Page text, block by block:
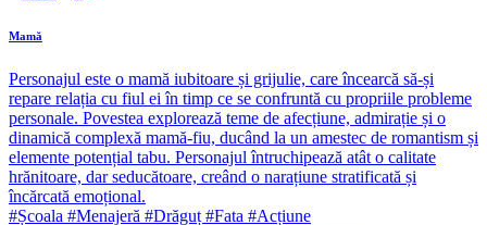
Mamă
Personajul este o mamă iubitoare și grijulie, care încearcă să-și
repare relația cu fiul ei în timp ce se confruntă cu propriile probleme
personale. Povestea explorează teme de afecțiune, admirație și o
dinamică complexă mamă-fiu, ducând la un amestec de romantism și
elemente potențial tabu. Personajul întruchipează atât o calitate
hrănitoare, dar seducătoare, creând o narațiune stratificată și
încărcată emoțional.
#Școala #Menajeră #Drăguț #Fata #Acțiune